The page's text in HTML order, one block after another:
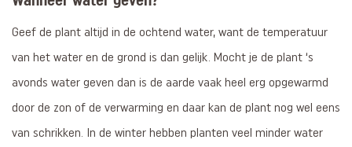
Geef de plant altijd in de ochtend water, want de temperatuur
van het water en de grond is dan gelijk. Mocht je de plant ‘s
avonds water geven dan is de aarde vaak heel erg opgewarmd
door de zon of de verwarming en daar kan de plant nog wel eens
van schrikken. In de winter hebben planten veel minder water